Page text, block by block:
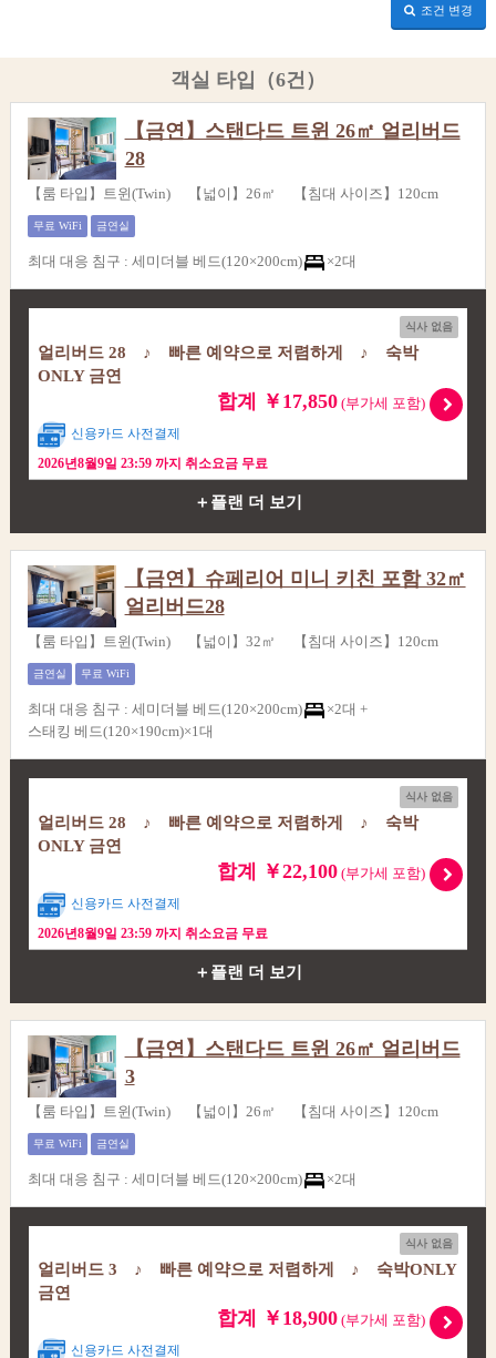
조건 변경
객실 타입（6건）
【금연】스탠다드 트윈 26㎡ 얼리버드
28
【룸 타입】트윈(Twin) 【넓이】26㎡ 【침대 사이즈】120cm
무료 WiFi 금연실
최대 대응 침구 : 세미더블 베드(120×200cm) ×2대
식사 없음
얼리버드 28 ♪ 빠른 예약으로 저렴하게 ♪ 숙박
ONLY 금연
합계 ￥17,850(부가세 포함)
신용카드 사전결제
2026년8월9일 23:59 까지 취소요금 무료
＋플랜 더 보기
【금연】슈페리어 미니 키친 포함 32㎡
얼리버드28
【룸 타입】트윈(Twin) 【넓이】32㎡ 【침대 사이즈】120cm
금연실 무료 WiFi
최대 대응 침구 : 세미더블 베드(120×200cm)
×2대 +
스태킹 베드(120×190cm)×1대
식사 없음
얼리버드 28 ♪ 빠른 예약으로 저렴하게 ♪ 숙박
ONLY 금연
합계 ￥22,100(부가세 포함)
신용카드 사전결제
2026년8월9일 23:59 까지 취소요금 무료
＋플랜 더 보기
【금연】스탠다드 트윈 26㎡ 얼리버드
3
【룸 타입】트윈(Twin) 【넓이】26㎡ 【침대 사이즈】120cm
무료 WiFi 금연실
최대 대응 침구 : 세미더블 베드(120×200cm) ×2대
식사 없음
얼리버드 3 ♪ 빠른 예약으로 저렴하게 ♪ 숙박ONLY
금연
합계 ￥18,900(부가세 포함)
신용카드 사전결제